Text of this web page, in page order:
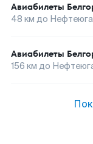
Авиабилеты
48 км до
Авиабилеты
156 км до